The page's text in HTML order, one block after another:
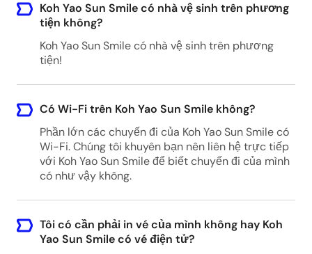
Laem Sai Pier
District, Phang-nga 82160, Thailand
Ao Nang - Hotel List
Ao Nang, Thailand
Manoh Pier, 3HWQ+W4 Ko Yao Noi, Ko Yao
District, Phang-nga, Thailand
Koh Yao Sun Smile có nhà vệ sinh trên phương
tiện không?
Koh Yao Sun Smile có nhà vệ sinh trên phương
tiện!
Có Wi-Fi trên Koh Yao Sun Smile không?
Phần lớn các chuyến đi của Koh Yao Sun Smile có
Wi-Fi. Chúng tôi khuyên bạn nên liên hệ trực tiếp
với Koh Yao Sun Smile để biết chuyến đi của mình
có như vậy không.
Tôi có cần phải in vé của mình không hay Koh
Yao Sun Smile có vé điện tử?